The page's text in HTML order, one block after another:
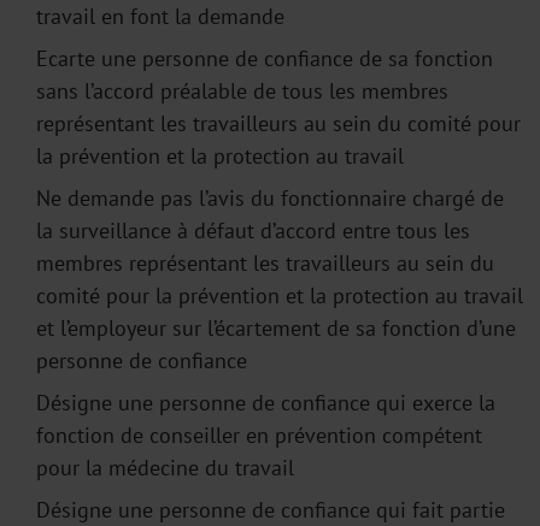
travail en font la demande
Ecarte une personne de confiance de sa fonction
sans l’accord préalable de tous les membres
représentant les travailleurs au sein du comité pour
la prévention et la protection au travail
Ne demande pas l’avis du fonctionnaire chargé de
la surveillance à défaut d’accord entre tous les
membres représentant les travailleurs au sein du
comité pour la prévention et la protection au travail
et l’employeur sur l’écartement de sa fonction d’une
personne de confiance
Désigne une personne de confiance qui exerce la
fonction de conseiller en prévention compétent
pour la médecine du travail
Désigne une personne de confiance qui fait partie